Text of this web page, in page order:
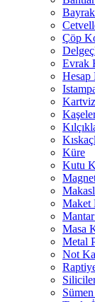
Çöp
Evrak
Hesap
Küre
Kutu
Maket
Masa
Metal
Not
Sümen